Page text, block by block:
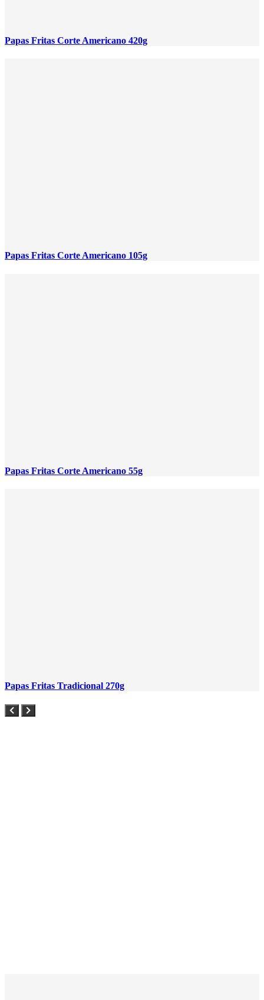
Papas Fritas Corte Americano 420g
Papas Fritas Corte Americano 105g
Papas Fritas Corte Americano 55g
Papas Fritas Tradicional 270g